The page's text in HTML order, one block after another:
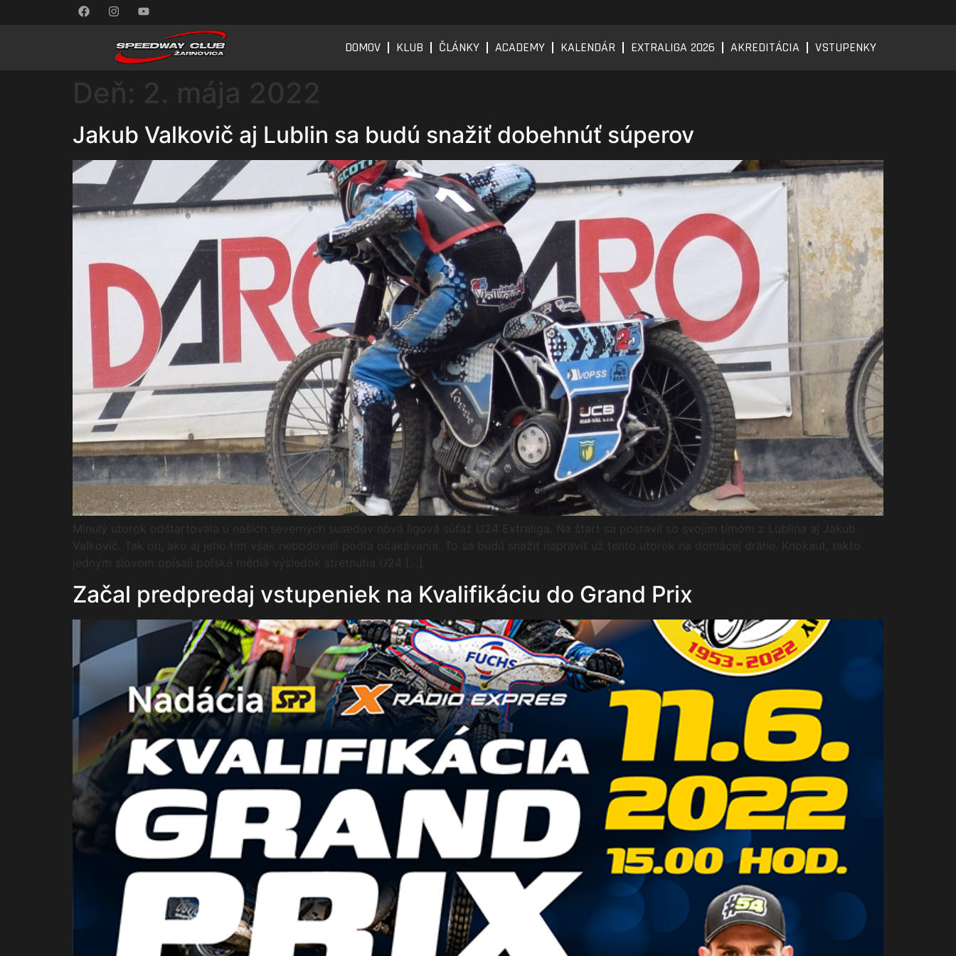
DOMOV KLUB ČLÁNKY ACADEMY KALENDÁR EXTRALIGA 2026 AKREDITÁCIA VSTUPENKY
Deň: 2. mája 2022
Jakub Valkovič aj Lublin sa budú snažiť dobehnúť súperov
Minulý utorok odštartovala u našich severných susedov nová ligová súťaž U24 Extraliga. Na štart sa postavil so svojim tímom z Lublina aj Jakub
Valkovič. Tak on, ako aj jeho tím však nebodovali podľa očakávania. To sa budú snažiť napraviť už tento utorok na domácej dráhe. Knokaut, takto
jedným slovom opísali poľské médiá výsledok stretnutia U24 […]
Začal predpredaj vstupeniek na Kvalifikáciu do Grand Prix